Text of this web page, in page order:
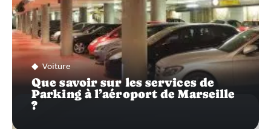
Voiture
Que savoir sur les services de
Parking à l’aéroport de Marseille
?